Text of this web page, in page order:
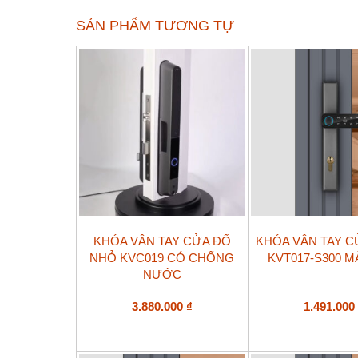
SẢN PHẨM TƯƠNG TỰ
KHÓA VÂN TAY CỬA ĐỐ
NHỎ KVC019 CÓ CHỐNG
NƯỚC
3.880.000 ₫
KHÓA VÂN TAY
KVT017-S300
1.491.000